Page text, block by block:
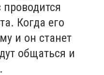
Когда его
и он станет
общаться и